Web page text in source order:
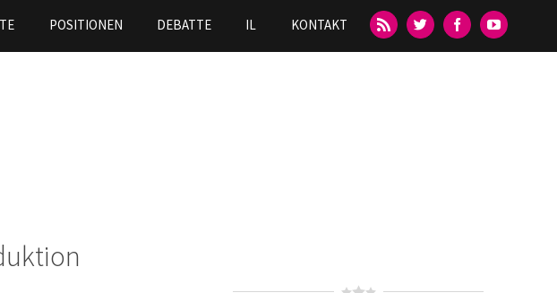
POSITIONEN DEBATTE IL KONTAKT